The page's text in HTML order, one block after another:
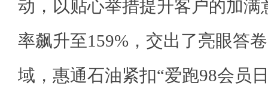
动，以贴心举措提升客户的加满
率飙升至159%，交出了亮眼答
域，惠通石油紧扣“爱跑98会员